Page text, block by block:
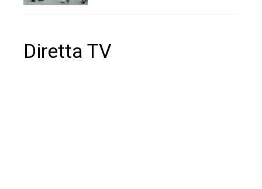
Diretta TV